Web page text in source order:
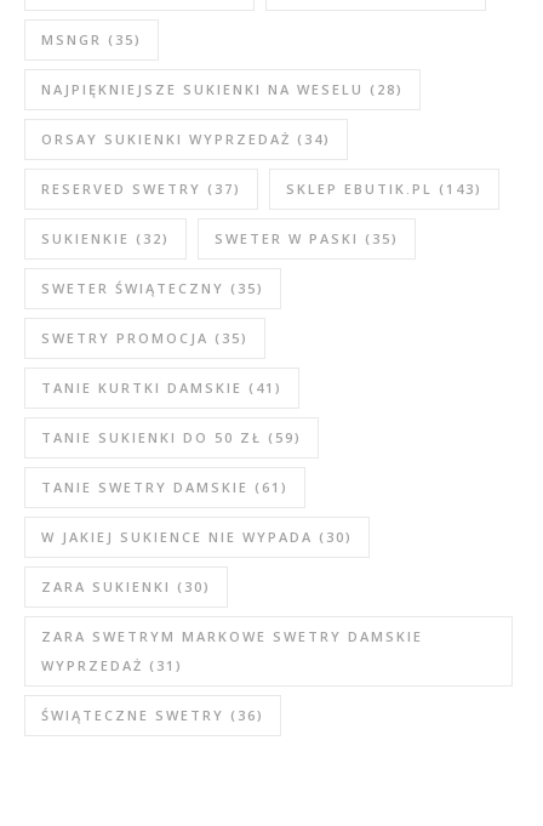
MSNGR (35)
NAJPIĘKNIEJSZE SUKIENKI NA WESELU (28)
ORSAY SUKIENKI WYPRZEDAŻ (34)
RESERVED SWETRY (37) SKLEP EBUTIK.PL (143)
SUKIENKIE (32) SWETER W PASKI (35)
SWETER ŚWIĄTECZNY (35)
SWETRY PROMOCJA (35)
TANIE KURTKI DAMSKIE (41)
TANIE SUKIENKI DO 50 ZŁ (59)
TANIE SWETRY DAMSKIE (61)
W JAKIEJ SUKIENCE NIE WYPADA (30)
ZARA SUKIENKI (30)
ZARA SWETRYM MARKOWE SWETRY DAMSKIE
WYPRZEDAŻ (31)
ŚWIĄTECZNE SWETRY (36)